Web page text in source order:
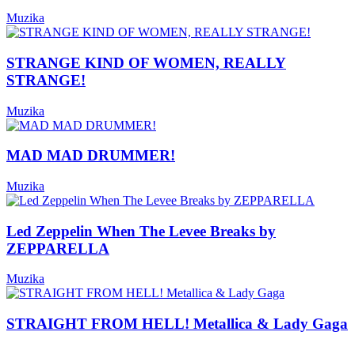
Muzika
STRANGE KIND OF WOMEN, REALLY
STRANGE!
Muzika
MAD MAD DRUMMER!
Muzika
Led Zeppelin When The Levee Breaks by
ZEPPARELLA
Muzika
STRAIGHT FROM HELL! Metallica & Lady Gaga